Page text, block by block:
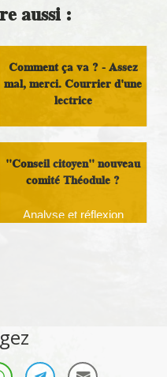
aussi :
Comment ça va ? - Assez
mal, merci. Courrier d'une
lectrice
"Conseil citoyen" nouveau
comité Théodule ?
Analyse et réflexion